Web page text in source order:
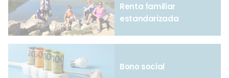
Renta familiar
estandarizada
Bono social